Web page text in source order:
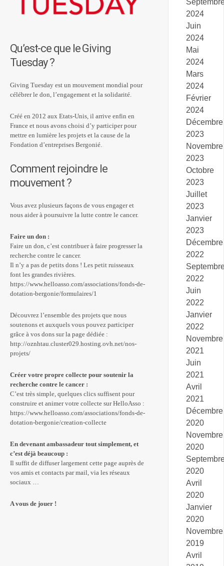
Qu’est-ce que le Giving
Tuesday ?
Giving Tuesday est un mouvement mondial pour
célébrer le don, l’engagement et la solidarité.
Créé en 2012 aux Etats-Unis, il arrive enfin en
France et nous avons choisi d’y participer pour
mettre en lumière les projets et la cause de la
Fondation d’entreprises Bergonié.
Comment rejoindre le
mouvement ?
Vous avez plusieurs façons de vous engager et
nous aider à poursuivre la lutte contre le cancer.
Faire un don :
Faire un don, c’est contribuer à faire progresser la
recherche contre le cancer.
Il n’y a pas de petits dons ! Les petit ruisseaux
font les grandes rivières.
https://www.helloasso.com/associations/fonds-de-
dotation-bergonie/formulaires/1
Découvrez l’ensemble des projets que nous
soutenons et auxquels vous pouvez participer
grâce à vos dons sur la page dédiée :
http://oznhtau.cluster029.hosting.ovh.net/nos-
projets/
Créer votre propre collecte pour soutenir la
recherche contre le cancer :
C’est très simple, quelques clics suffisent pour
construire et animer votre collecte sur HelloAsso :
https://www.helloasso.com/associations/fonds-de-
dotation-bergonie/creation-collecte
En devenant ambassadeur tout simplement, et
c’est déjà beaucoup :
Il suffit de diffuser largement cette page auprès de
vos amis et contacts par mail, via les réseaux
sociaux …
A vous de jouer !
2024
Juin
2024
Mai
2024
Mars
2024
Février
2024
Décembre
2023
Novembre
2023
Octobre
2023
Juillet
2023
Janvier
2023
Décembre
2022
2022
Juin
2022
Janvier
2022
Novembre
2021
Juin
2021
Avril
2021
Décembre
2020
Novembre
2020
2020
Avril
2020
Janvier
2020
Novembre
2019
Avril